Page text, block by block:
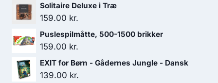
Solitaire Deluxe i Træ
159.00 kr.
Puslespilmåtte, 500-1500 brikker
159.00 kr.
EXIT for Børn - Gådernes Jungle - Dansk
139.00 kr.